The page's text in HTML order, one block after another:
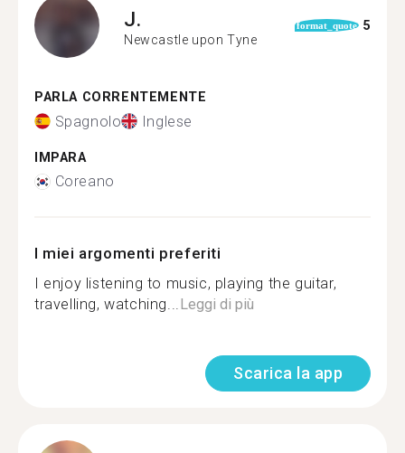
J.
Newcastle upon Tyne
format_quote 5
PARLA CORRENTEMENTE
Spagnolo Inglese
IMPARA
Coreano
I miei argomenti preferiti
I enjoy listening to music, playing the guitar,
travelling, watching...Leggi di più
Scarica la app